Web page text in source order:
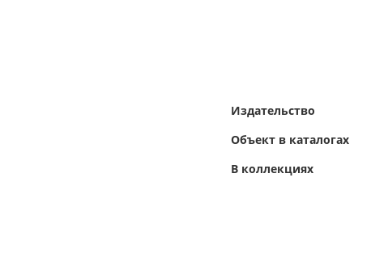
Издательство
Объект в каталогах
В коллекциях